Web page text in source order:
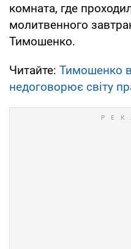
комната, где
молитвенного
Тимошенко.
Читайте: Тимошенко
недоговорює світу